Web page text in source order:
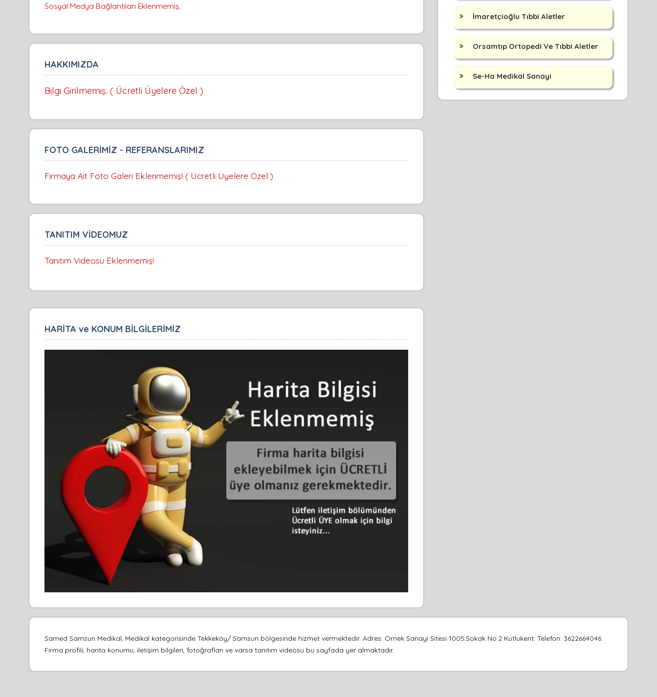
Sosyal Medya Bağlantıları Eklenmemiş.
HAKKIMIZDA
Bilgi Girilmemiş. ( Ücretli Üyelere Özel )
FOTO GALERİMİZ - REFERANSLARIMIZ
Firmaya Ait Foto Galeri Eklenmemiş! ( Ücretli Üyelere Özel )
TANITIM VİDEOMUZ
Tanıtım Videosu Eklenmemiş!
HARİTA ve KONUM BİLGİLERİMİZ
İmaretçioğlu Tıbbi Aletler
Orsamtıp Ortopedi Ve Tıbbi Aletler
Se-Ha Medikal Sanayi
Samed Samsun Medikal, Medikal kategorisinde Tekkeköy/ Samsun bölgesinde hizmet vermektedir. Adres: Örnek Sanayi Sitesi 1005.Sokak No:2 Kutlukent. Telefon: 3622664046.
Firma profili, harita konumu, iletişim bilgileri, fotoğrafları ve varsa tanıtım videosu bu sayfada yer almaktadır.